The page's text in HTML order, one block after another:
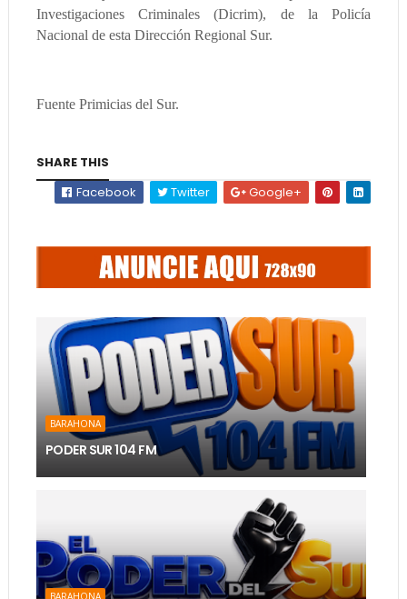
Investigaciones Criminales (Dicrim), de la Policía
Nacional de esta Dirección Regional Sur.
Fuente Primicias del Sur.
SHARE THIS
Facebook
Twitter Google+
BARAHONA
PODER SUR 104 FM
BARAHONA